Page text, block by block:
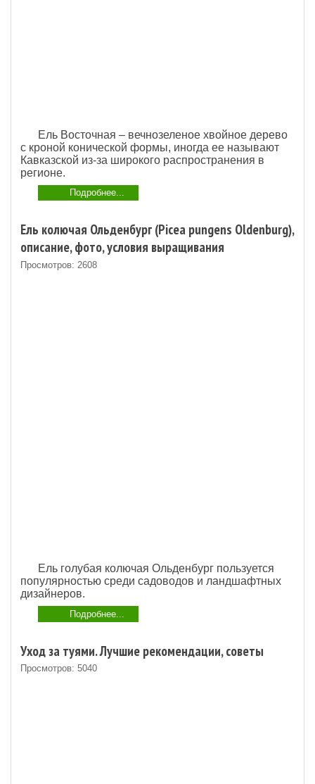
Ель Восточная – вечнозеленое хвойное дерево
с кроной конической формы, иногда ее называют
Кавказской из-за широкого распространения в
регионе.
Подробнее...
Ель колючая Ольденбург (Picea pungens Oldenburg),
описание, фото, условия выращивания
Просмотров: 2608
Ель голубая колючая Ольденбург пользуется
популярностью среди садоводов и ландшафтных
дизайнеров.
Подробнее...
Уход за туями. Лучшие рекомендации, советы
Просмотров: 5040